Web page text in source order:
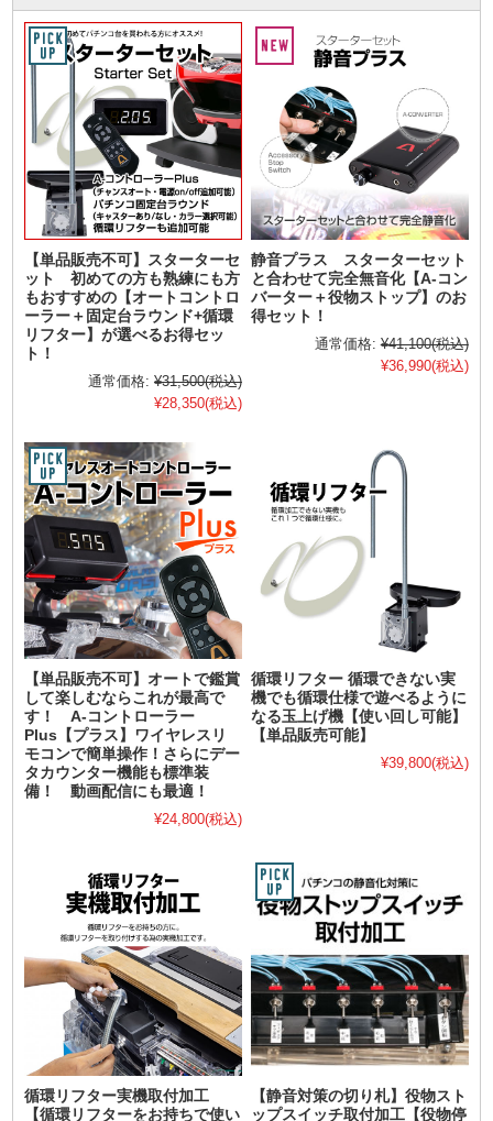
【単品販売不可】スターターセ
ット 初めての方も熟練にも方
もおすすめの【オートコントロ
ーラー＋固定台ラウンド+循環
リフター】が選べるお得セッ
ト！
通常価格: ¥31,500(税込)
¥28,350(税込)
静音プラス スターターセット
と合わせて完全無音化【A-コン
バーター＋役物ストップ】のお
得セット！
通常価格: ¥41,100(税込)
¥36,990(税込)
【単品販売不可】オートで鑑賞
して楽しむならこれが最高で
す！ A-コントローラー
Plus【プラス】ワイヤレスリ
モコンで簡単操作！さらにデー
タカウンター機能も標準装
備！ 動画配信にも最適！
¥24,800(税込)
循環リフター 循環できない実
機でも循環仕様で遊べるように
なる玉上げ機【使い回し可能】
【単品販売可能】
¥39,800(税込)
循環リフター実機取付加工
【循環リフターをお持ちで使い
【静音対策の切り札】役物スト
ップスイッチ取付加工【役物停